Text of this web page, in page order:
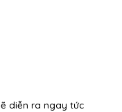
diễn ra ngay tức